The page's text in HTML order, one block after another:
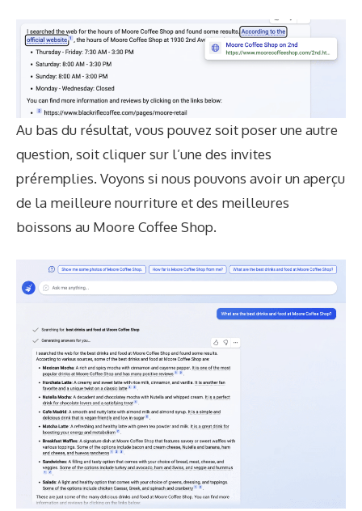
Au bas du résultat, vous pouvez soit poser une autre
question, soit cliquer sur l’une des invites
préremplies. Voyons si nous pouvons avoir un aperçu
de la meilleure nourriture et des meilleures
boissons au Moore Coffee Shop.